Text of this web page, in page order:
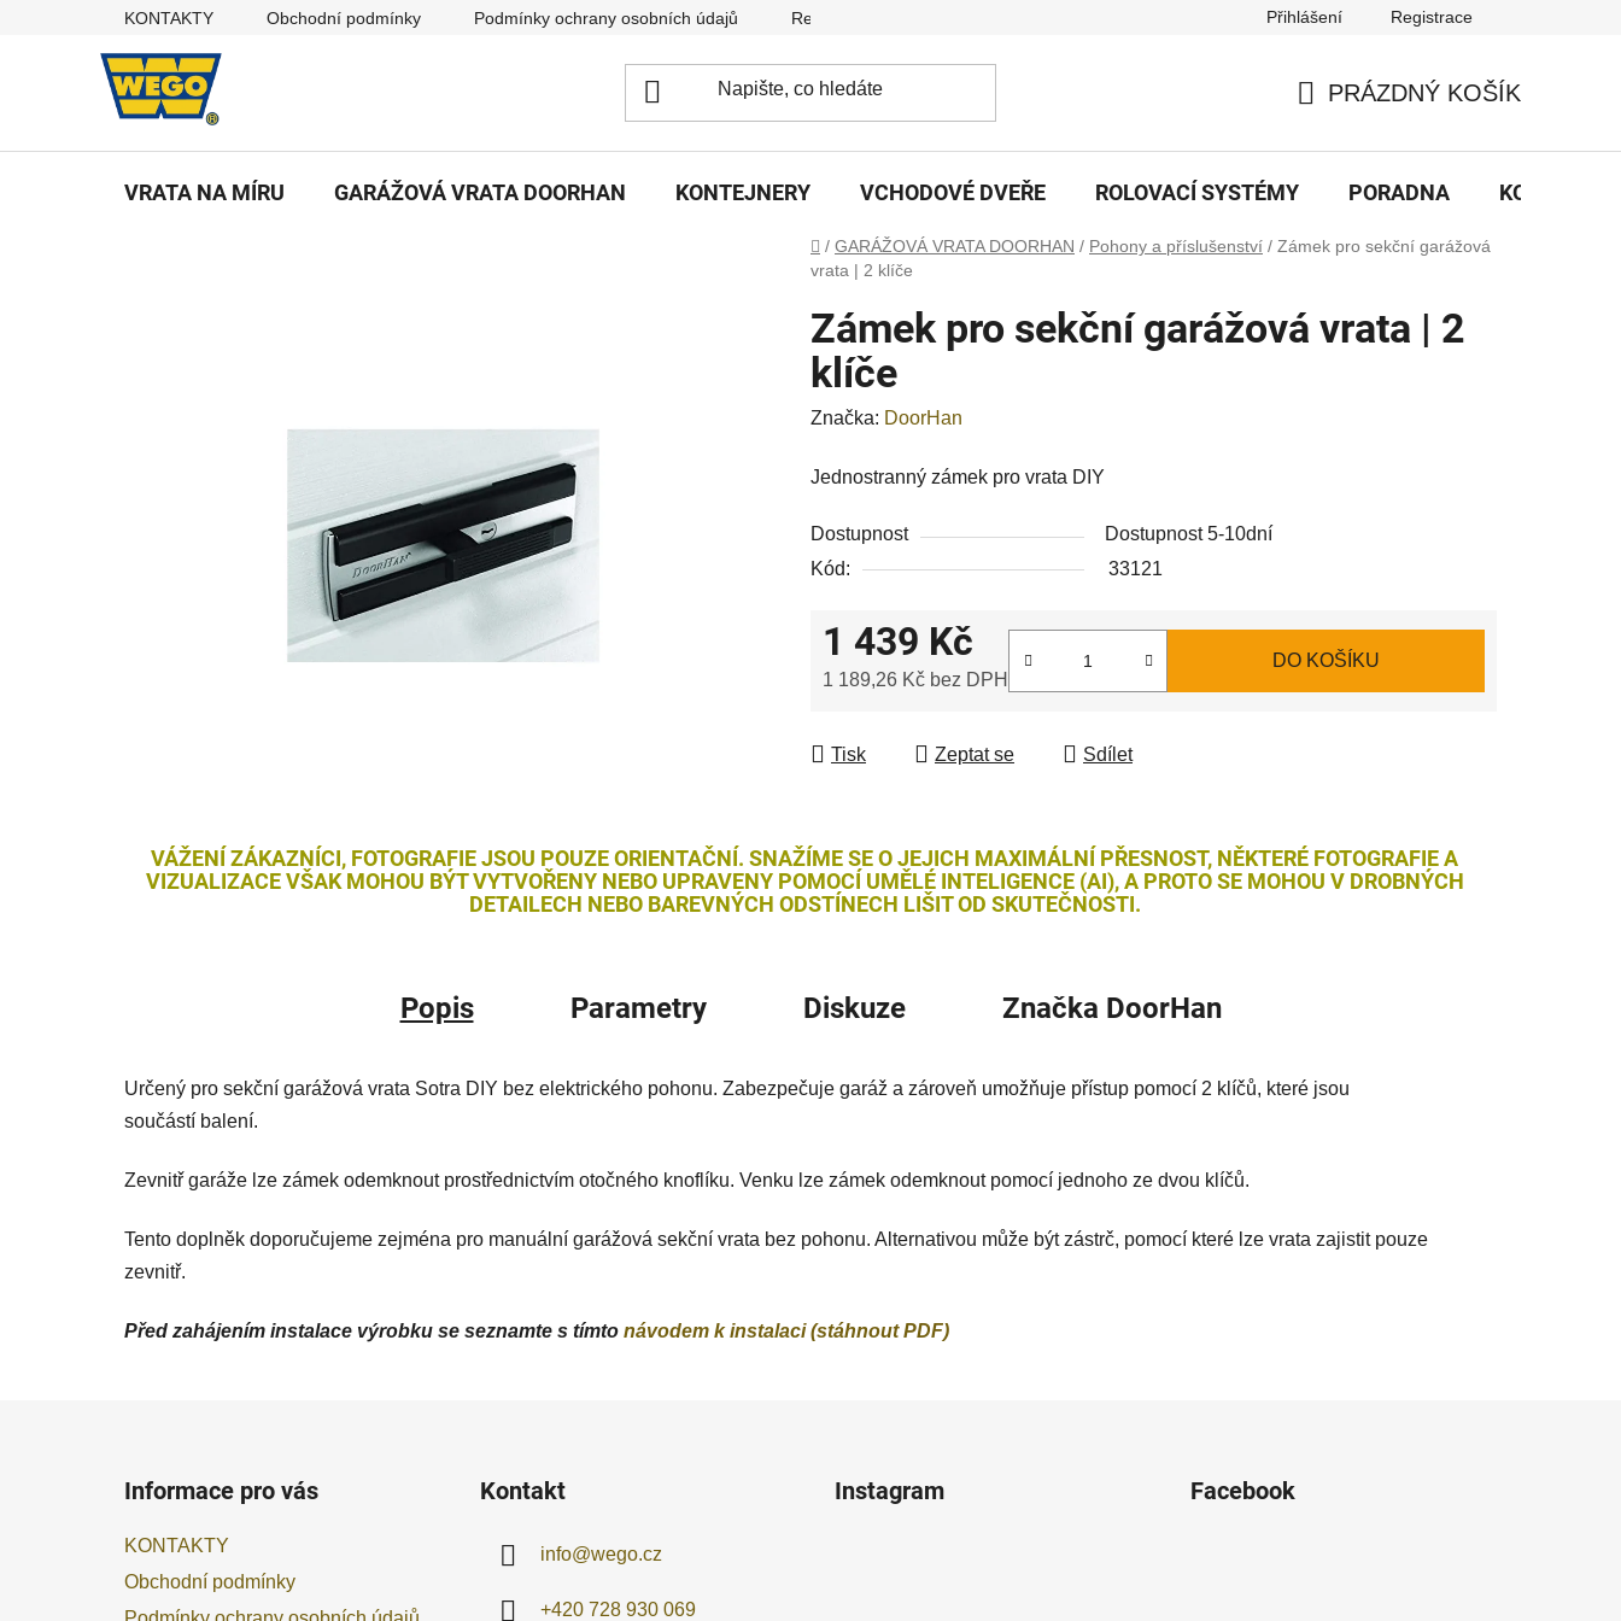
KONTAKTY Obchodní podmínky Podmínky ochrany osobních údajů Reklamační řád Přihlášení Registrace
KOŠÍK
PRÁZDNÝ KOŠÍK
VRATA NA MÍRU GARÁŽOVÁ VRATA DOORHAN KONTEJNERY VCHODOVÉ DVEŘE ROLOVACÍ SYSTÉMY PORADNA KONTAKTY
Domů
/ GARÁŽOVÁ VRATA DOORHAN / Pohony a příslušenství / Zámek pro sekční garážová
vrata | 2 klíče
Zámek pro sekční garážová vrata | 2
klíče
Značka: DoorHan
Jednostranný zámek pro vrata DIY
Dostupnost
Dostupnost 5-10dní
Kód:
33121
1 439 Kč
1 189,26 Kč bez DPH
DO KOŠÍKU
Tisk Zeptat se Sdílet
VÁŽENÍ ZÁKAZNÍCI, FOTOGRAFIE JSOU POUZE ORIENTAČNÍ. SNAŽÍME SE O JEJICH MAXIMÁLNÍ PŘESNOST, NĚKTERÉ FOTOGRAFIE A
VIZUALIZACE VŠAK MOHOU BÝT VYTVOŘENY NEBO UPRAVENY POMOCÍ UMĚLÉ INTELIGENCE (AI), A PROTO SE MOHOU V DROBNÝCH
DETAILECH NEBO BAREVNÝCH ODSTÍNECH LIŠIT OD SKUTEČNOSTI.
Popis Parametry Diskuze Značka DoorHan
Určený pro sekční garážová vrata Sotra DIY bez elektrického pohonu. Zabezpečuje garáž a zároveň umožňuje přístup pomocí 2 klíčů, které jsou
součástí balení.
Zevnitř garáže lze zámek odemknout prostřednictvím otočného knoflíku. Venku lze zámek odemknout pomocí jednoho ze dvou klíčů.
Tento doplněk doporučujeme zejména pro manuální garážová sekční vrata bez pohonu. Alternativou může být zástrč, pomocí které lze vrata zajistit pouze
zevnitř.
Před zahájením instalace výrobku se seznamte s tímto návodem k instalaci (stáhnout PDF)
Informace pro vás
KONTAKTY
Obchodní podmínky
Kontakt
info@wego.cz
+420 728 930 069
Instagram Facebook